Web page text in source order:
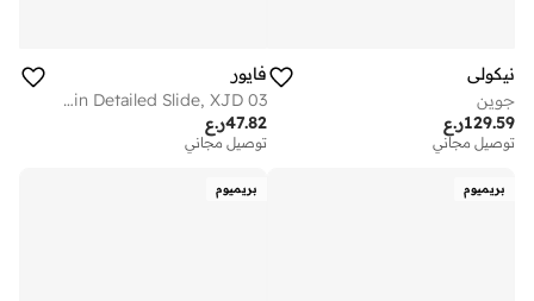
نيكولي
جوين
ر.ع129.59
توصيل مجاني
فايور
Chain Detailed Slide, XJD 03
ر.ع47.82
توصيل مجاني
بريميوم بريميوم